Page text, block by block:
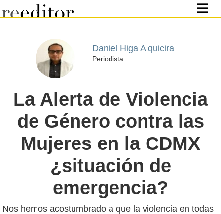
Daniel Higa Alquicira
Periodista
La Alerta de Violencia
de Género contra las
Mujeres en la CDMX
¿situación de
emergencia?
Nos hemos acostumbrado a que la violencia en todas